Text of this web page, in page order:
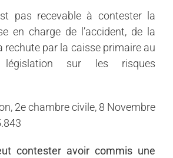
pas recevable à contester la
en charge de l’accident, de la
rechute par la caisse primaire au
sur les risques
2e chambre civile, 8 Novembre
contester avoir commis une